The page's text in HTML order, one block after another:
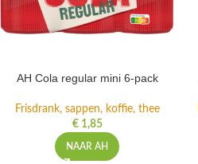
AH Cola regular mini 6-pack
Frisdrank, sappen, koffie, thee
€1,85
NAAR AH